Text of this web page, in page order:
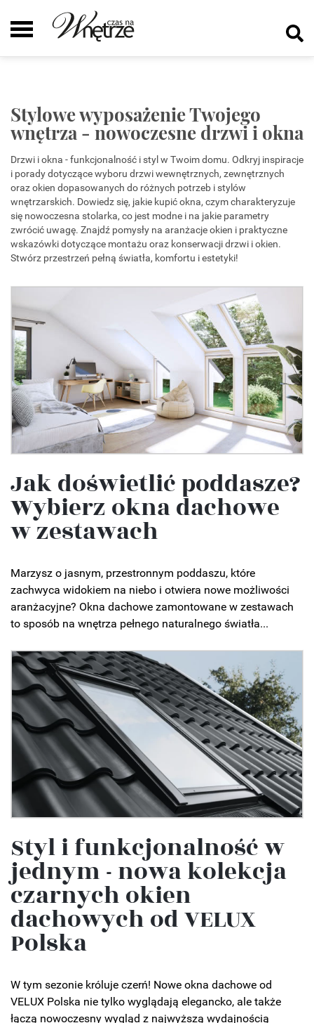
Stylowe wyposażenie Twojego
wnętrza - nowoczesne drzwi i okna
Drzwi i okna - funkcjonalność i styl w Twoim domu. Odkryj inspiracje
i porady dotyczące wyboru drzwi wewnętrznych, zewnętrznych
oraz okien dopasowanych do różnych potrzeb i stylów
wnętrzarskich. Dowiedz się, jakie kupić okna, czym charakteryzuje
się nowoczesna stolarka, co jest modne i na jakie parametry
zwrócić uwagę. Znajdź pomysły na aranżacje okien i praktyczne
wskazówki dotyczące montażu oraz konserwacji drzwi i okien.
Stwórz przestrzeń pełną światła, komfortu i estetyki!
Jak doświetlić poddasze?
Wybierz okna dachowe
w zestawach
Marzysz o jasnym, przestronnym poddaszu, które
zachwyca widokiem na niebo i otwiera nowe możliwości
aranżacyjne? Okna dachowe zamontowane w zestawach
to sposób na wnętrza pełnego naturalnego światła...
Styl i funkcjonalność w
jednym - nowa kolekcja
czarnych okien
dachowych od VELUX
Polska
W tym sezonie króluje czerń! Nowe okna dachowe od
VELUX Polska nie tylko wyglądają elegancko, ale także
łączą nowoczesny wygląd z najwyższą wydajnością